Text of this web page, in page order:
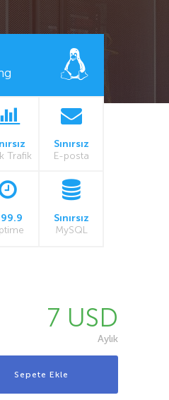
Trafik
Sınırsız
E-posta
Sınırsız
MySQL
7 USD
Aylık